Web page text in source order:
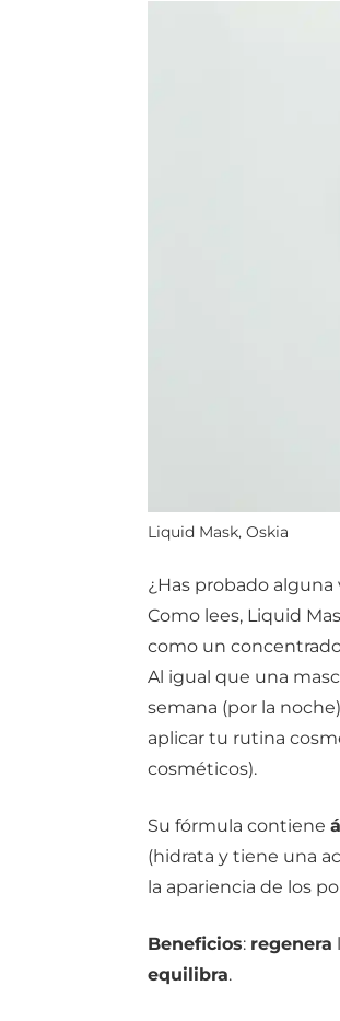
Liquid Mask, Oskia
¿Has probado
Como lees, Liquid
como un
Al igual que una
semana (por la
aplicar tu rutina
cosméticos).
Su fórmula contiene
(hidrata y tiene una
la apariencia de los
Beneficios: regenera
equilibra.